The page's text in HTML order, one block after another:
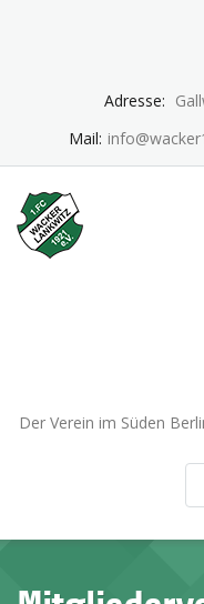
Adresse:
Mail:
Der Verein im Süden